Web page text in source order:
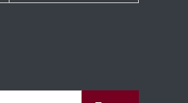
Найти: